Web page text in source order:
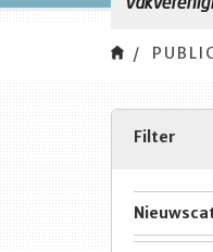
Filter